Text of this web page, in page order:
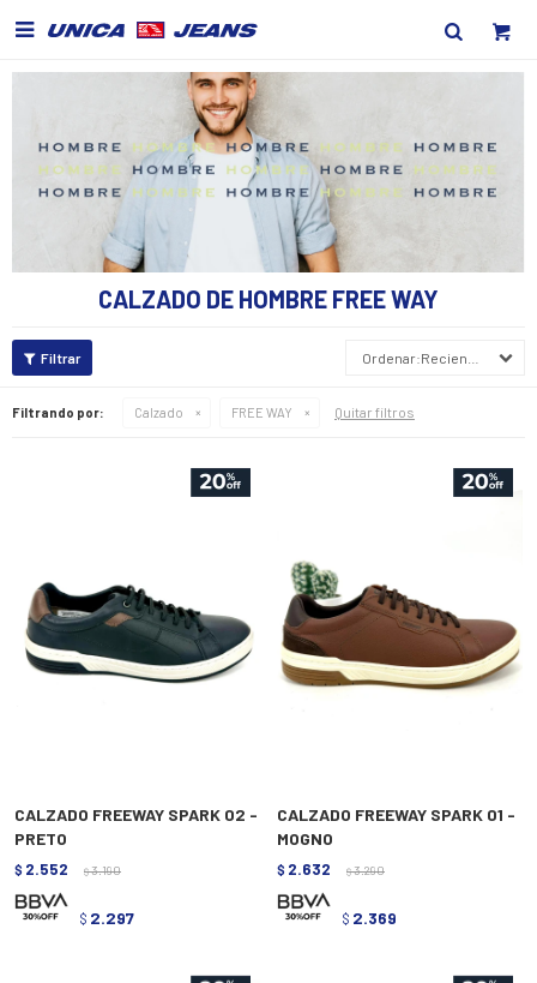

CALZADO DE HOMBRE FREE WAY
Recientes
Filtrando por: Calzado FREE WAY Quitar filtros
CALZADO FREEWAY SPARK 02 -
PRETO
$ 2.552 $ 3.190
$ 2.297
CALZADO FREEWAY SPARK 01 -
MOGNO
$ 2.632 $ 3.290
$ 2.369